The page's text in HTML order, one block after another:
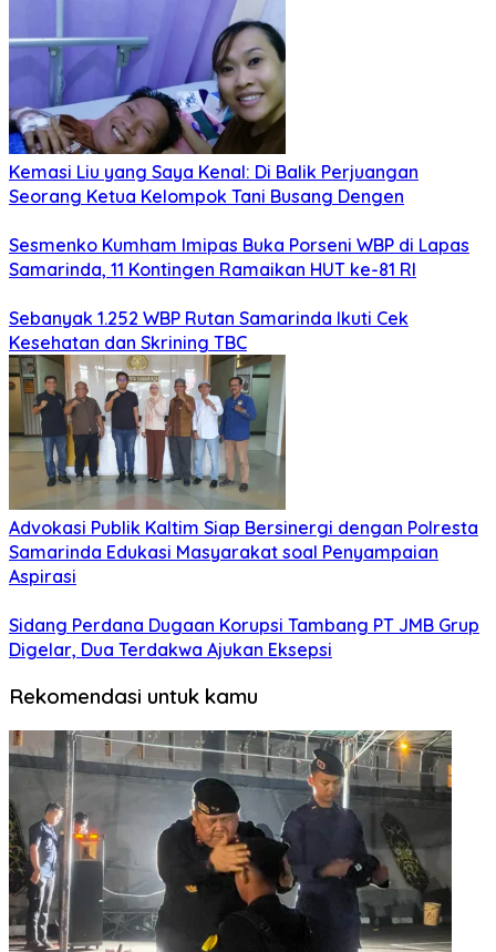
Kemasi Liu yang Saya Kenal: Di Balik Perjuangan
Seorang Ketua Kelompok Tani Busang Dengen
Sesmenko Kumham Imipas Buka Porseni WBP di Lapas
Samarinda, 11 Kontingen Ramaikan HUT ke-81 RI
Sebanyak 1.252 WBP Rutan Samarinda Ikuti Cek
Kesehatan dan Skrining TBC
Advokasi Publik Kaltim Siap Bersinergi dengan Polresta
Samarinda Edukasi Masyarakat soal Penyampaian
Aspirasi
Sidang Perdana Dugaan Korupsi Tambang PT JMB Grup
Digelar, Dua Terdakwa Ajukan Eksepsi
Rekomendasi untuk kamu